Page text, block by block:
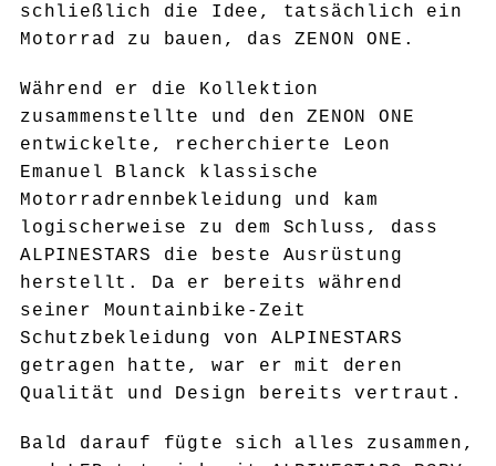
schließlich die Idee, tatsächlich ein
Motorrad zu bauen, das ZENON ONE.
Während er die Kollektion
zusammenstellte und den ZENON ONE
entwickelte, recherchierte Leon
Emanuel Blanck klassische
Motorradrennbekleidung und kam
logischerweise zu dem Schluss, dass
ALPINESTARS die beste Ausrüstung
herstellt. Da er bereits während
seiner Mountainbike-Zeit
Schutzbekleidung von ALPINESTARS
getragen hatte, war er mit deren
Qualität und Design bereits vertraut.
Bald darauf fügte sich alles zusammen,